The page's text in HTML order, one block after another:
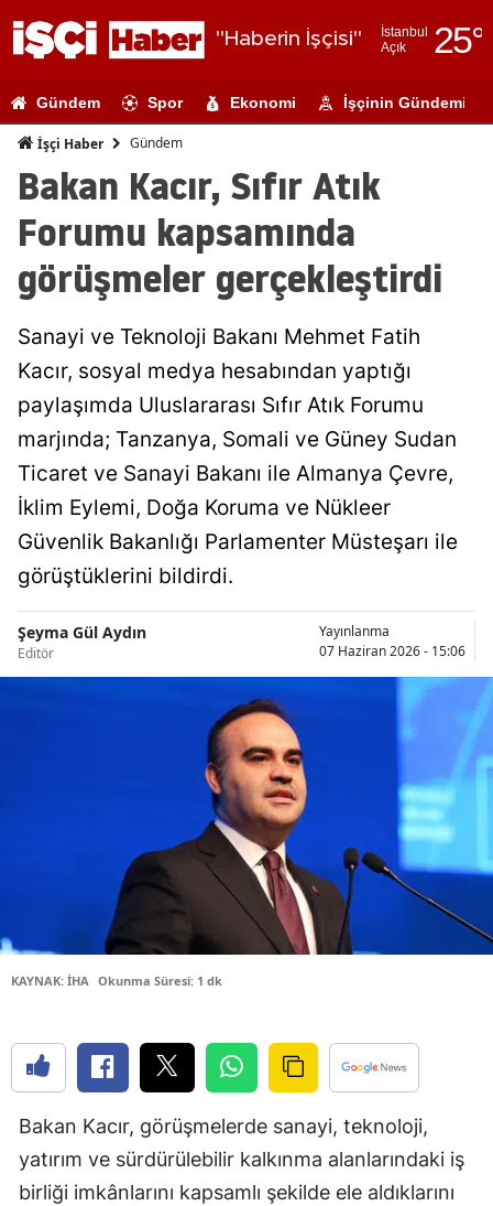
"Haberin İşçisi"
İstanbul
Açık
25°
Adıyaman
Ankara
Antalya
Artvin
Aydın
Balıkesir
Bitlis
Bolu
Burdur
Bursa
Çanakkale
Çankırı
Çorum
Denizli
Elazığ
Erzurum
Eskişehir
Gündem Spor Ekonomi İşçinin Gündemi
İşçi Haber Gündem
Bakan Kacır, Sıfır Atık
Forumu kapsamında
görüşmeler gerçekleştirdi
Sanayi ve Teknoloji Bakanı Mehmet Fatih
Kacır, sosyal medya hesabından yaptığı
paylaşımda Uluslararası Sıfır Atık Forumu
marjında; Tanzanya, Somali ve Güney Sudan
Ticaret ve Sanayi Bakanı ile Almanya Çevre,
İklim Eylemi, Doğa Koruma ve Nükleer
Güvenlik Bakanlığı Parlamenter Müsteşarı ile
görüştüklerini bildirdi.
Şeyma Gül Aydın
Editör
Yayınlanma
07 Haziran 2026 - 15:06
KAYNAK: İHA Okunma Süresi: 1 dk
Bakan Kacır, görüşmelerde sanayi, teknoloji,
yatırım ve sürdürülebilir kalkınma alanlarındaki iş
birliği imkânlarını kapsamlı şekilde ele aldıklarını